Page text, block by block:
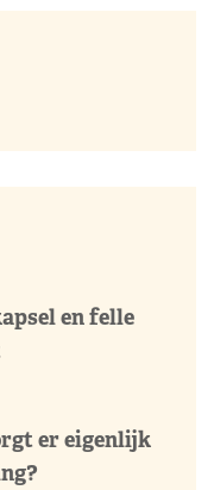
en felle
er eigenlijk